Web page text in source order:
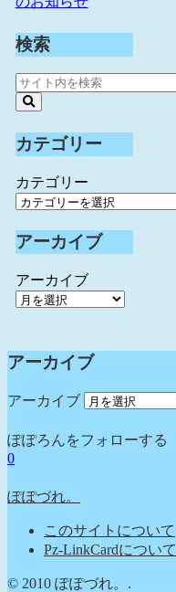
検索
カテゴリー
カテゴリー
アーカイブ
アーカイブ
アーカイブ
アーカイブ
ぽぽろんをフォローする
0
ぽぽづれ。
このサイトについて
Pz-LinkCardについて
© 2010 ぽぽづれ。.